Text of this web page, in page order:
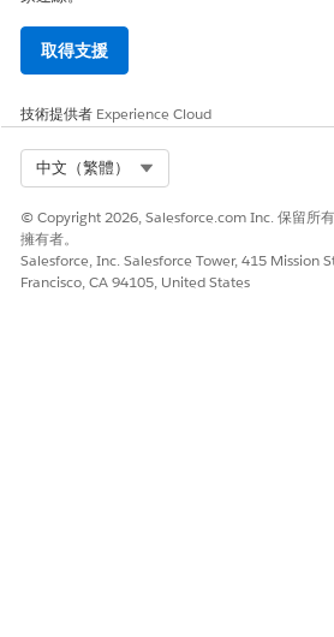
取得支援
技術提供者 Experience Cloud
中文（繁體）
© Copyright 2026, Salesforce.com Inc. 保留所
擁有者。
Salesforce, Inc. Salesforce Tower, 415 Mission
Francisco, CA 94105, United States